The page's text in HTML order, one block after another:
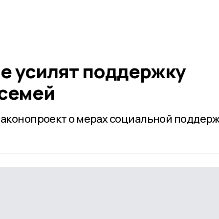
усилят поддержку
о мерах социальной